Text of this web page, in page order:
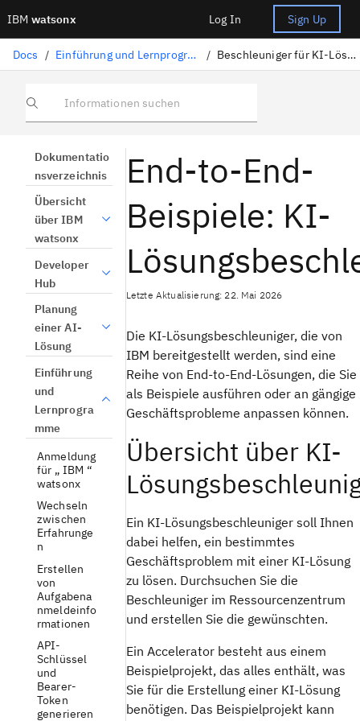
IBM watsonx Log In Sign Up
Docs / Einführung und Lernprogramme / Beschleuniger für KI-Lösungen
Informationen suchen
Dokumentatio
nsverzeichnis
Übersicht
über IBM
watsonx
Developer
Hub
Planung
einer AI-
Lösung
Einführung
und
Lernprogra
mme
Anmeldung
für „ IBM “
watsonx
Wechseln
zwischen
Erfahrunge
n
Erstellen
von
Aufgabena
nmeldeinfo
rmationen
API-
Schlüssel
und
Bearer-
Token
generieren
End-to-End-
Beispiele: KI-
Letzte Aktualisierung: 22. Mai 2026
Die KI-Lösungsbeschleuniger, die von
IBM bereitgestellt werden, sind eine
Reihe von End-to-End-Lösungen, die Sie
als Beispiele ausführen oder an gängige
Geschäftsprobleme anpassen können.
Übersicht über KI-
Ein KI-Lösungsbeschleuniger soll Ihnen
dabei helfen, ein bestimmtes
Geschäftsproblem mit einer KI-Lösung
zu lösen. Durchsuchen Sie die
Beschleuniger im Ressourcenzentrum
und erstellen Sie die gewünschten.
Ein Accelerator besteht aus einem
Beispielprojekt, das alles enthält, was
Sie für die Erstellung einer KI-Lösung
benötigen. Das Beispielprojekt kann